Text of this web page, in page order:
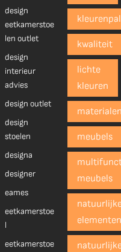
design
eetkamerstoe
len outlet
design
interieur
advies
design outlet
design
stoelen
designa
designer
eames
eetkamerstoe
l
eetkamerstoe
kwaliteit
lichte
kleuren
meubels
meubels